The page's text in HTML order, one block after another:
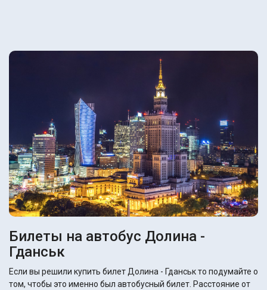
Билеты на автобус Долина -
Гданськ
Если вы решили купить билет Долина - Гданськ то подумайте о
том, чтобы это именно был автобусный билет. Расстояние от